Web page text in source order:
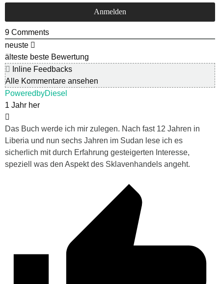
9 Comments
neuste
älteste beste Bewertung
Inline Feedbacks
Alle Kommentare ansehen
PoweredbyDiesel
1 Jahr her
Das Buch werde ich mir zulegen. Nach fast 12 Jahren in
Liberia und nun sechs Jahren im Sudan lese ich es
sicherlich mit durch Erfahrung gesteigerten Interesse,
speziell was den Aspekt des Sklavenhandels angeht.